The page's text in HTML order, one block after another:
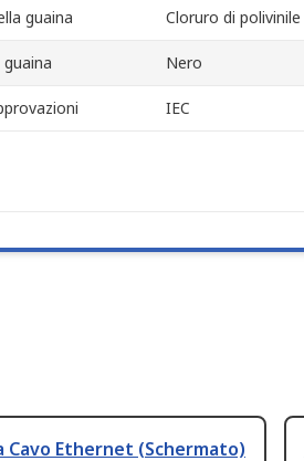
guaina Cloruro di polivinile
Nero
IEC
Cavo Ethernet (Schermato)